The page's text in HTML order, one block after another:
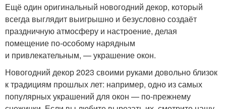
Ещё один оригинальный новогодний декор, который
всегда выглядит выигрышно и безусловно создаёт
праздничную атмосферу и настроение, делая
помещение по‑особому нарядным
и привлекательным, — украшение окон.
Новогодний декор 2023 своими руками довольно близок
к традициям прошлых лет: например, одно из самых
популярных украшений для окон — по‑прежнему